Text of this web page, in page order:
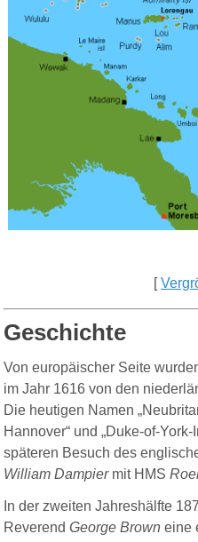
[
Geschichte
Von europäischer Seite
im Jahr 1616 von den
Die heutigen Namen
Hannover“ und „Duke-of-
späteren Besuch des
William Dampiermit HMS
In der zweiten Jahreshälfte
ReverendGeorge Browneine